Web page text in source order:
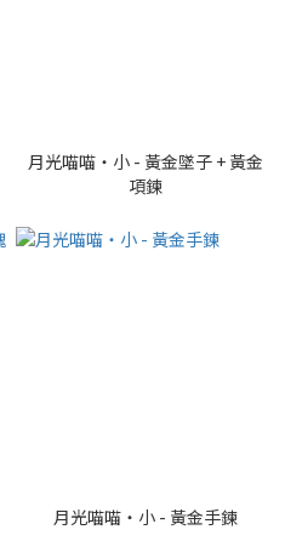
月光喵喵・小 - 黃金墜子 + 黃金
項鍊
月光喵喵・小 - 黃金手鍊